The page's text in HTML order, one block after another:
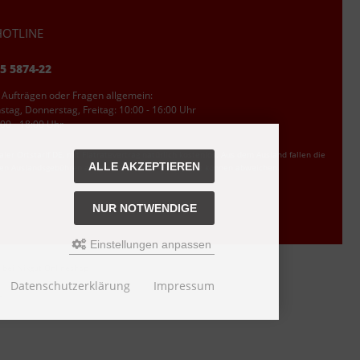
5874-22
oder Fragen allgemein:
Donnerstag, Freitag: 10:00 - 16:00 Uhr
- 18:00 Uhr
Ortstarif DE, mit Flatratevertrag natürlich kostenlos. Aus dem Ausland fallen die
Auslandsgebühren an. Anrufe aus dem Handynetz können abweichen.
ALLE AKZEPTIEREN
NUR NOTWENDIGE
Einstellungen anpassen
Datenschutzerklärung Impressum